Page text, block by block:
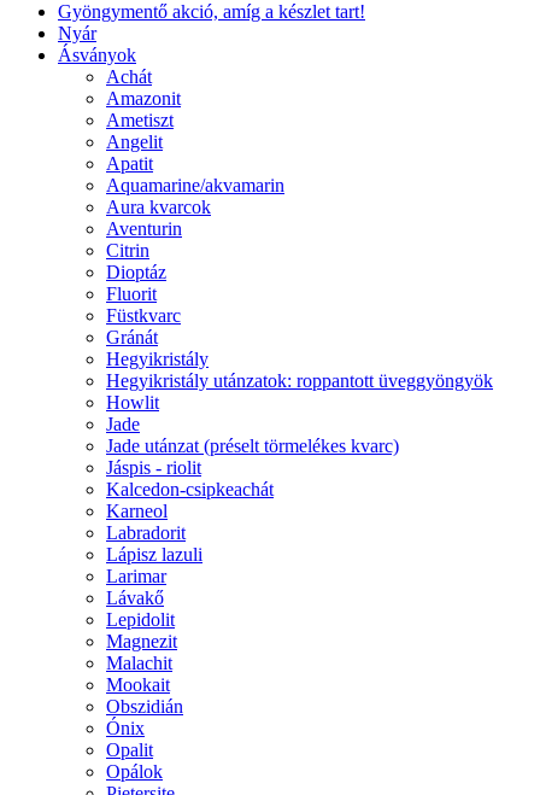
Gyöngymentő akció, amíg a készlet tart!
Nyár
Ásványok
Achát
Amazonit
Ametiszt
Angelit
Apatit
Aquamarine/akvamarin
Aura kvarcok
Aventurin
Citrin
Dioptáz
Fluorit
Füstkvarc
Gránát
Hegyikristály
Hegyikristály utánzatok: roppantott üveggyöngyök
Howlit
Jade
Jade utánzat (préselt törmelékes kvarc)
Jáspis - riolit
Kalcedon-csipkeachát
Karneol
Labradorit
Lápisz lazuli
Larimar
Lávakő
Lepidolit
Magnezit
Malachit
Mookait
Obszidián
Ónix
Opalit
Opálok